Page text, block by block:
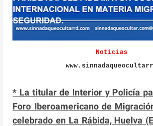
Noticias
* La titular de Interior y Policía
Foro Iberoamericano de
celebrado en La Rábida, Huelva